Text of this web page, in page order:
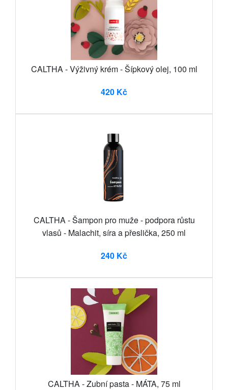
CALTHA - Výživný krém - Šípkový olej, 100 ml
420 Kč
CALTHA - Šampon pro muže - podpora růstu
vlasů - Malachit, síra a přeslička, 250 ml
240 Kč
CALTHA - Zubní pasta - MÁTA, 75 ml